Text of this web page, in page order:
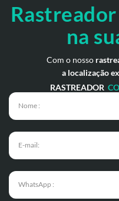
na
Com o nosso
a localização
RASTREADOR